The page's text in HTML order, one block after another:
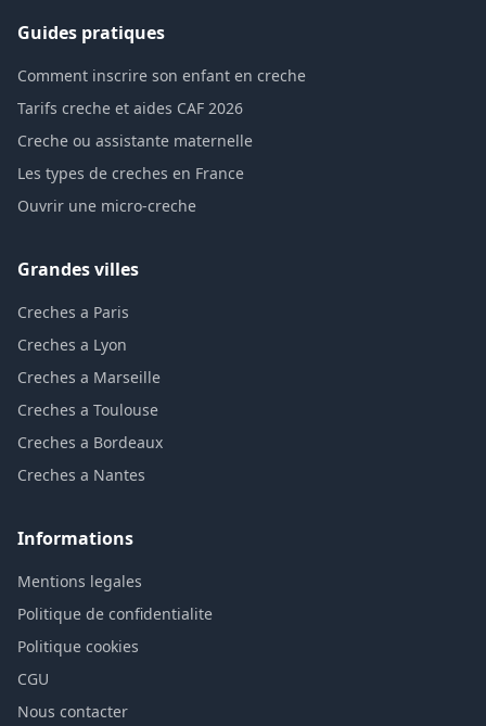
Guides pratiques
Comment inscrire son enfant en creche
Tarifs creche et aides CAF 2026
Creche ou assistante maternelle
Les types de creches en France
Ouvrir une micro-creche
Grandes villes
Creches a Paris
Creches a Lyon
Creches a Marseille
Creches a Toulouse
Creches a Bordeaux
Creches a Nantes
Informations
Mentions legales
Politique de confidentialite
Politique cookies
CGU
Nous contacter